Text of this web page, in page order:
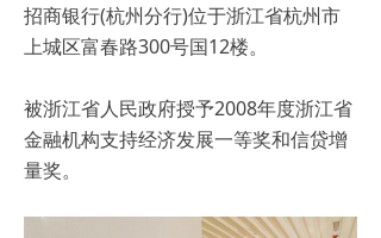
招商银行(杭州分行)位于浙江省杭州市
上城区富春路300号国12楼。
被浙江省人民政府授予2008年度浙江省
金融机构支持经济发展一等奖和信贷增
量奖。